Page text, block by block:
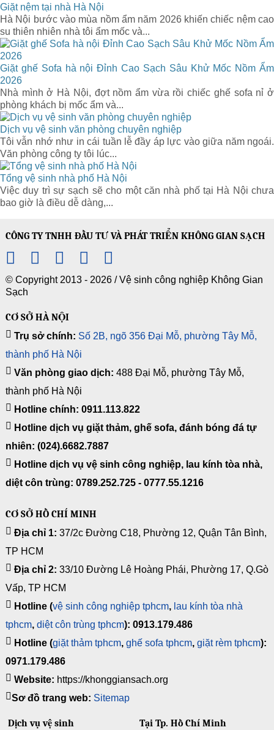
Giặt nệm tại nhà Hà Nội
Hà Nội bước vào mùa nồm ẩm năm 2026 khiến chiếc nệm cao
su thiên nhiên nhà tôi ẩm mốc và...
Giặt ghế Sofa hà nội Đỉnh Cao Sạch Sâu Khử Mốc Nồm Ẩm
2026
Nhà mình ở Hà Nội, đợt nồm ẩm vừa rồi chiếc ghế sofa nỉ ở
phòng khách bị mốc ẩm và...
Dịch vụ vệ sinh văn phòng chuyên nghiệp
Tôi vẫn nhớ như in cái tuần lễ đầy áp lực vào giữa năm ngoái.
Văn phòng công ty tôi lúc...
Tổng vệ sinh nhà phố Hà Nội
Việc duy trì sự sạch sẽ cho một căn nhà phố tại Hà Nội chưa
bao giờ là điều dễ dàng,...
CÔNG TY TNHH ĐẦU TƯ VÀ PHÁT TRIỂN KHÔNG GIAN SẠCH
© Copyright 2013 - 2026 /Vệ sinh công nghiệp Không Gian
Sạch
CƠ SỞ HÀ NỘI
Trụ sở chính: Số 2B, ngõ 356 Đại Mỗ, phường Tây Mỗ,
thành phố Hà Nội
Văn phòng giao dịch: 488 Đại Mỗ, phường Tây Mỗ,
thành phố Hà Nội
Hotline chính: 0911.113.822
Hotline dịch vụ giặt thảm, ghế sofa, đánh bóng đá tự
nhiên: (024).6682.7887
Hotline dịch vụ vệ sinh công nghiệp, lau kính tòa nhà,
diệt côn trùng: 0789.252.725 - 0777.55.1216
CƠ SỞ HỒ CHÍ MINH
Địa chỉ 1: 37/2c Đường C18, Phường 12, Quận Tân Bình,
TP HCM
Địa chỉ 2: 33/10 Đường Lê Hoàng Phái, Phường 17, Q.Gò
Vấp, TP HCM
Hotline (vệ sinh công nghiệp tphcm, lau kính tòa nhà
tphcm, diệt côn trùng tphcm): 0913.179.486
Hotline (giặt thảm tphcm, ghế sofa tphcm, giặt rèm tphcm):
0971.179.486
Website: https://khonggiansach.org
Sơ đồ trang web: Sitemap
Dịch vụ vệ sinh Tại Tp. Hồ Chí Minh